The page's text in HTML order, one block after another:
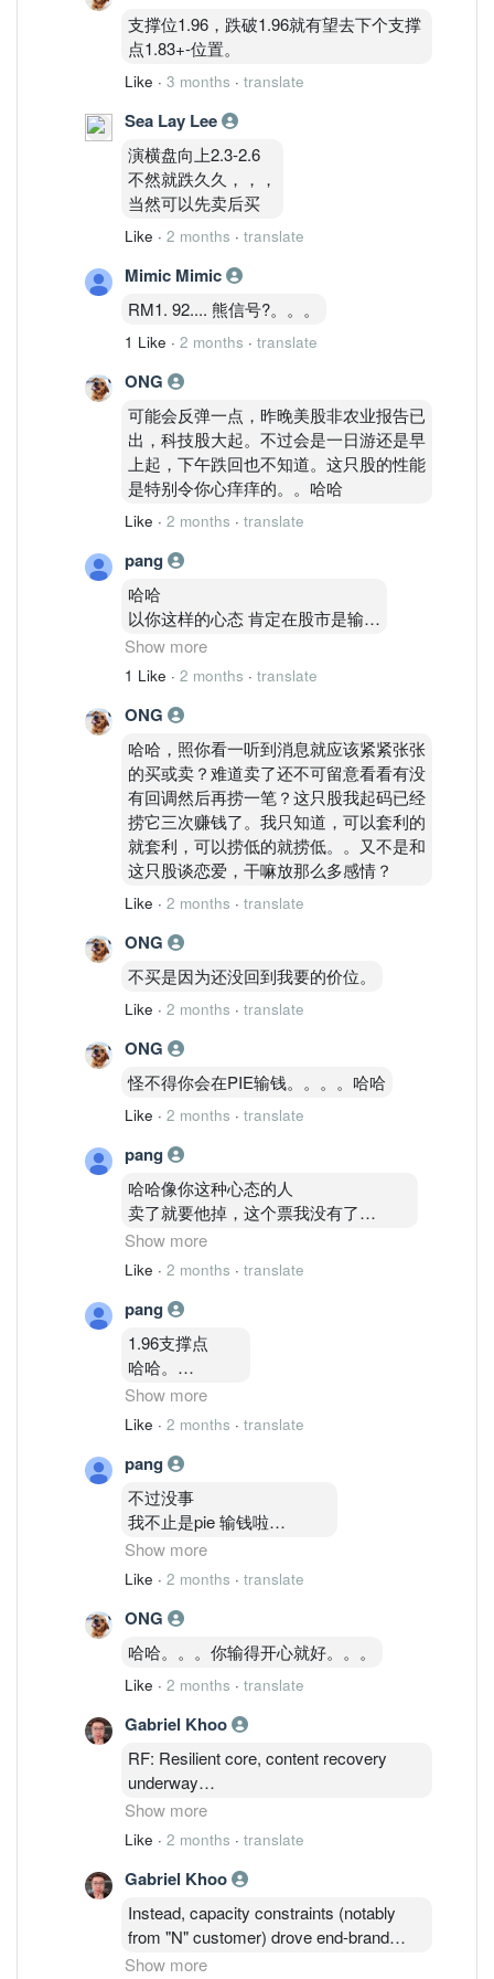
支撑位1.96，跌破1.96就有望去下个支撑
点1.83+-位置。
Like · 3 months · translate
Sea Lay Lee
演横盘向上2.3-2.6
不然就跌久久，，，
当然可以先卖后买
Like · 2 months · translate
Mimic Mimic
RM1. 92.... 熊信号?。。。
1 Like · 2 months · translate
ONG
可能会反弹一点，昨晚美股非农业报告已
出，科技股大起。不过会是一日游还是早
上起，下午跌回也不知道。这只股的性能
是特别令你心痒痒的。。哈哈
Like · 2 months · translate
pang
哈哈
以你这样的心态 肯定在股市是输家
卖了老盯着不放
到下了也不敢买
就讲些有的没的
哈哈哈
股市就缺你这样的人才
确定你是输家
哈哈哈
心态很重要但你缺没有
哈哈
Show more
1 Like · 2 months · translate
ONG
哈哈，照你看一听到消息就应该紧紧张张
的买或卖？难道卖了还不可留意看看有没
有回调然后再捞一笔？这只股我起码已经
捞它三次赚钱了。我只知道，可以套利的
就套利，可以捞低的就捞低。。又不是和
这只股谈恋爱，干嘛放那么多感情？
Like · 2 months · translate
ONG
不买是因为还没回到我要的价位。
Like · 2 months · translate
ONG
怪不得你会在PIE输钱。。。。哈哈
Like · 2 months · translate
pang
哈哈像你这种心态的人
卖了就要他掉，这个票我没有了
我也是赚几次了，1 .83我就卖了哈哈。
哈哈
好过有些人输了不敢讲哈哈
好心你啦
会点点 看图 就在这边吹哈哈
悲哀咯。。。
Show more
Like · 2 months · translate
pang
1.96支撑点
哈哈。
确定？
还是假会？
看到美国起。。
又来反话
。。。。
哈哈。
Show more
Like · 2 months · translate
pang
不过没事
我不止是pie 输钱啦
还有很多个科技股都输钱
。。。
卖了就静静等他下就好
。。
不要 讲到很厉害看图这样，
天天在人家伤口撒盐
。。
Show more
Like · 2 months · translate
ONG
哈哈。。。你输得开心就好。。。
Like · 2 months · translate
Gabriel Khoo
RF: Resilient core, content recovery
underway
RF remains the earnings backbone,
themes.
Content recovery gaining traction: 1 → 4
circuits for FY27 (Sept26), with next 2gen
Show more
Like · 2 months · translate
Gabriel Khoo
Instead, capacity constraints (notably
from "N" customer) drove end-brand
owner to secure long-term partnerships
Show more